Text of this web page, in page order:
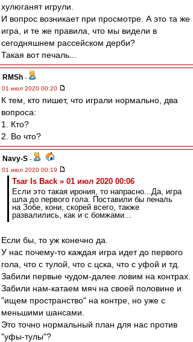
хулюганят игрули.
И вопрос возникает при просмотре. А это та же
игра, и те же правила, что мы видели в
сегодняшнем рассейском дерби?
Такая вот печаль...
RMSh -
01 июл 2020 00:20
К тем, кто пишет, что играли нормально, два
вопроса:
1. Кто?
2. Во что?
Navy-S -
01 июл 2020 00:19
Tsar Is Back » 01 июл 2020 00:06
Если это такая ирония, то напрасно...Да, игра
шла до первого гола. Поставили бы пеналь
на Зобе, кони, скорей всего, также
развалились, как и с бомжами...
Если бы, то уж конечно да.
У нас почему-то каждая игра идет до первого
гола, что с тулой, что с цска, что с уфой и тд.
Забили первые чудом-далее ловим на контрах.
Забили нам-катаем мяч на своей половине и
"ищем пространство" на контре, но уже с
меньшими шансами.
Это точно нормальный план для нас против
"уфы-тулы"?